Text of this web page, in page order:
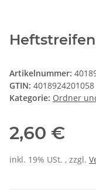
Artikelnummer:
GTIN: 4018924201058
Kategorie: Ordner
2,60 €
inkl. 19% USt. , zzgl.